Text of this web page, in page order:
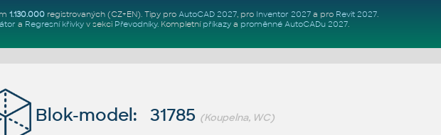
1.130.000registrovaných (CZ+EN). Tipy pro AutoCAD 2027, pro Inventor 2027a pro Revit 2027.
a Regresní křivkyv sekci Převodníky. Kompletní příkazya proměnné AutoCADu 2027.
Blok-model: 31785 (Koupelna, WC)